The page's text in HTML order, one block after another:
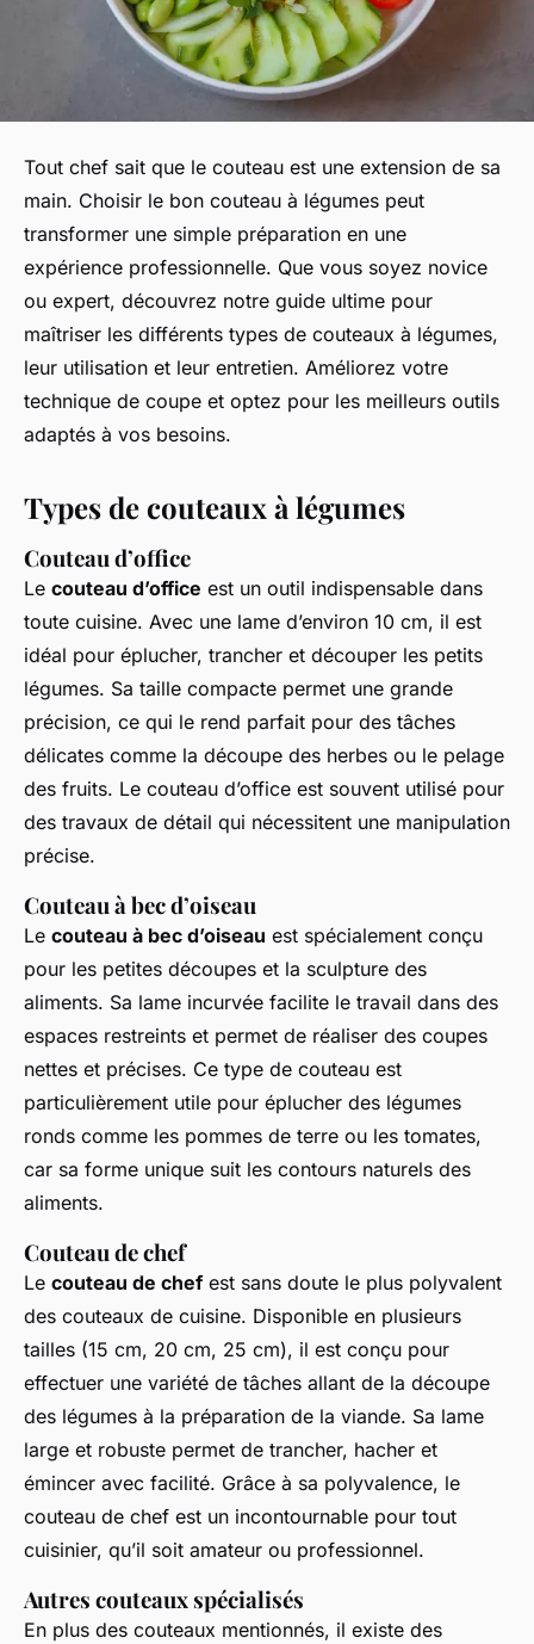
Tout chef sait que le couteau est une extension de sa
main. Choisir le bon couteau à légumes peut
transformer une simple préparation en une
expérience professionnelle. Que vous soyez novice
ou expert, découvrez notre guide ultime pour
maîtriser les différents types de couteaux à légumes,
leur utilisation et leur entretien. Améliorez votre
technique de coupe et optez pour les meilleurs outils
adaptés à vos besoins.
Types de couteaux à légumes
Couteau d’office
Le couteau d’office est un outil indispensable dans
toute cuisine. Avec une lame d’environ 10 cm, il est
idéal pour éplucher, trancher et découper les petits
légumes. Sa taille compacte permet une grande
précision, ce qui le rend parfait pour des tâches
délicates comme la découpe des herbes ou le pelage
des fruits. Le couteau d’office est souvent utilisé pour
des travaux de détail qui nécessitent une manipulation
précise.
Couteau à bec d’oiseau
Le couteau à bec d’oiseau est spécialement conçu
pour les petites découpes et la sculpture des
aliments. Sa lame incurvée facilite le travail dans des
espaces restreints et permet de réaliser des coupes
nettes et précises. Ce type de couteau est
particulièrement utile pour éplucher des légumes
ronds comme les pommes de terre ou les tomates,
car sa forme unique suit les contours naturels des
aliments.
Couteau de chef
Le couteau de chefest sans doute le plus polyvalent
des couteaux de cuisine. Disponible en plusieurs
tailles (15 cm, 20 cm, 25 cm), il est conçu pour
effectuer une variété de tâches allant de la découpe
des légumes à la préparation de la viande. Sa lame
large et robuste permet de trancher, hacher et
émincer avec facilité. Grâce à sa polyvalence, le
couteau de chef est un incontournable pour tout
cuisinier, qu’il soit amateur ou professionnel.
Autres couteaux spécialisés
En plus des couteaux mentionnés, il existe des